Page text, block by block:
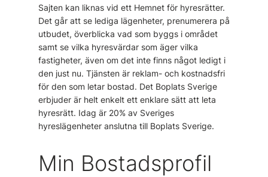
Sajten kan liknas vid ett Hemnet för hyresrätter.
Det går att se lediga lägenheter, prenumerera på
utbudet, överblicka vad som byggs i området
samt se vilka hyresvärdar som äger vilka
fastigheter, även om det inte finns något ledigt i
den just nu. Tjänsten är reklam- och kostnadsfri
för den som letar bostad. Det Boplats Sverige
erbjuder är helt enkelt ett enklare sätt att leta
hyresrätt. Idag är 20% av Sveriges
hyreslägenheter anslutna till Boplats Sverige.
Min Bostadsprofil